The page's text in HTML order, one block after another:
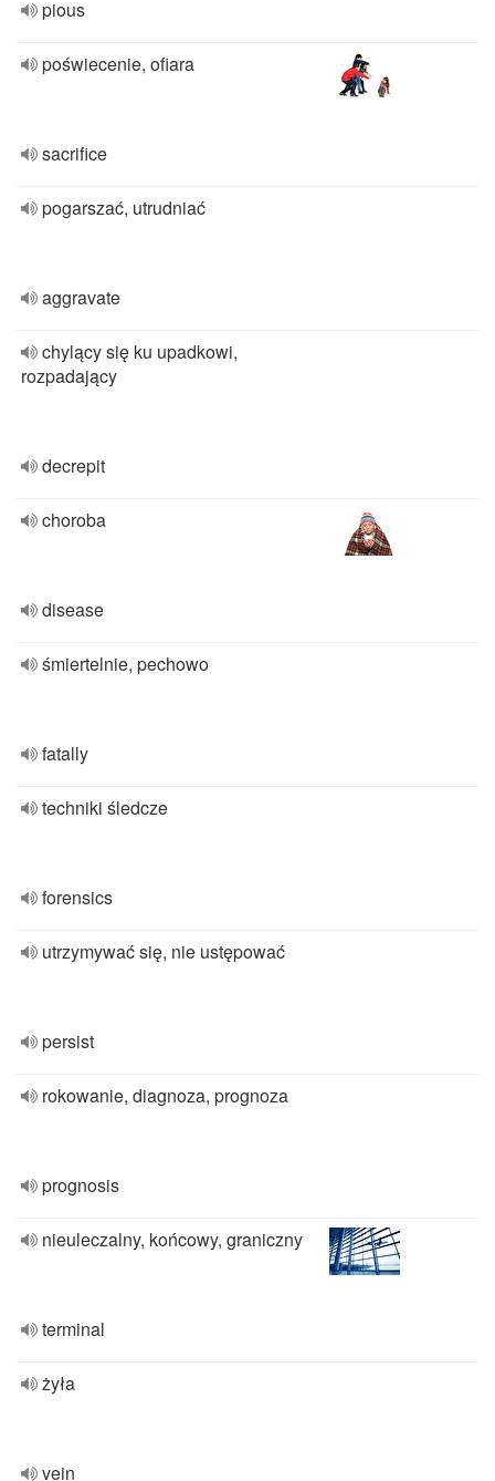
pious
poświecenie, ofiara
sacrifice
pogarszać, utrudniać
aggravate
chylący się ku upadkowi,
rozpadający
decrepit
choroba
disease
śmiertelnie, pechowo
fatally
techniki śledcze
forensics
utrzymywać się, nie ustępować
persist
rokowanie, diagnoza, prognoza
prognosis
nieuleczalny, końcowy, graniczny
terminal
żyła
vein